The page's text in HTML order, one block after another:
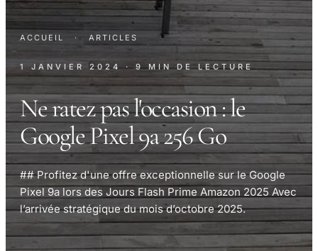
ACCUEIL · ARTICLES
1 JANVIER 2024 · 9 MIN DE LECTURE
Ne ratez pas l'occasion : le
Google Pixel 9a 256 Go
## Profitez d'une offre exceptionnelle sur le Google
Pixel 9a lors des Jours Flash Prime Amazon 2025 Avec
l’arrivée stratégique du mois d’octobre 2025.